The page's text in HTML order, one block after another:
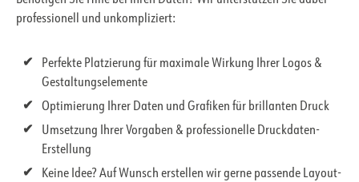
professionell und unkompliziert:
Perfekte Platzierung für maximale Wirkung Ihrer Logos &
Gestaltungselemente
Optimierung Ihrer Daten und Grafiken für brillanten Druck
Umsetzung Ihrer Vorgaben & professionelle Druckdaten-
Erstellung
Keine Idee? Auf Wunsch erstellen wir gerne passende Layout-